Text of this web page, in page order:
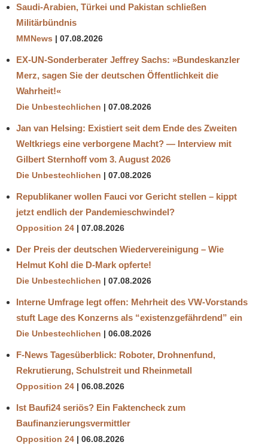
Saudi-Arabien, Türkei und Pakistan schließen
Militärbündnis
MMNews 07.08.2026
EX-UN-Sonderberater Jeffrey Sachs: »Bundeskanzler
Merz, sagen Sie der deutschen Öffentlichkeit die
Wahrheit!«
Die Unbestechlichen 07.08.2026
Jan van Helsing: Existiert seit dem Ende des Zweiten
Weltkriegs eine verborgene Macht? — Interview mit
Gilbert Sternhoff vom 3. August 2026
Die Unbestechlichen 07.08.2026
Republikaner wollen Fauci vor Gericht stellen – kippt
jetzt endlich der Pandemieschwindel?
Opposition 24 07.08.2026
Der Preis der deutschen Wiedervereinigung – Wie
Helmut Kohl die D‑Mark opferte!
Die Unbestechlichen 07.08.2026
Interne Umfrage legt offen: Mehrheit des VW-Vorstands
stuft Lage des Konzerns als “existenzgefährdend” ein
Die Unbestechlichen 06.08.2026
F-News Tagesüberblick: Roboter, Drohnenfund,
Rekrutierung, Schulstreit und Rheinmetall
Opposition 24 06.08.2026
Ist Baufi24 seriös? Ein Faktencheck zum
Baufinanzierungsvermittler
Opposition 24 06.08.2026